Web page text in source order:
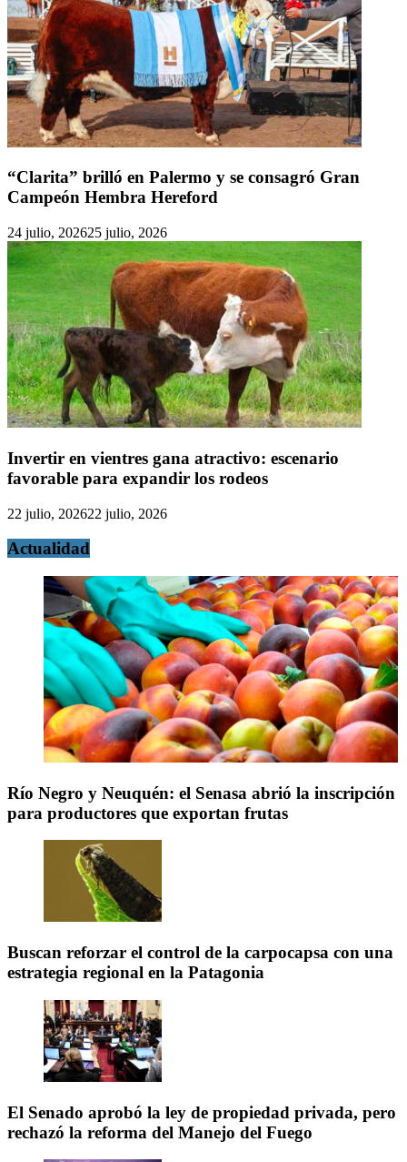
“Clarita” brilló en Palermo y se consagró Gran
Campeón Hembra Hereford
24 julio, 202625 julio, 2026
Invertir en vientres gana atractivo: escenario
favorable para expandir los rodeos
22 julio, 202622 julio, 2026
Actualidad
Río Negro y Neuquén: el Senasa abrió la inscripción
para productores que exportan frutas
Buscan reforzar el control de la carpocapsa con una
estrategia regional en la Patagonia
El Senado aprobó la ley de propiedad privada, pero
rechazó la reforma del Manejo del Fuego